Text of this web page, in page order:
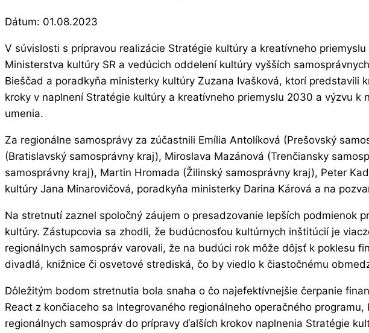
Dátum: 01.08.2023
V súvislosti s prípravou realizácie Stratégie kultúry a kreatívneho
Ministerstva kultúry SR a vedúcich oddelení kultúry vyšších
Bieščad a poradkyňa ministerky kultúry Zuzana Ivašková, ktorí
kroky v naplnení Stratégie kultúry a kreatívneho priemyslu 2030 a výzvu
umenia.
Za regionálne samosprávy za zúčastnili Emília Antolíková (Prešovský
(Bratislavský samosprávny kraj), Miroslava Mazánová (Trenčiansky
samosprávny kraj), Martin Hromada (Žilinský samosprávny kraj), Peter
kultúry Jana Minarovičová, poradkyňa ministerky Darina Kárová a na
Na stretnutí zaznel spoločný záujem o presadzovanie lepších
kultúry. Zástupcovia sa zhodli, že budúcnosťou kultúrnych inštitúcií je
regionálnych samospráv varovali, že na budúci rok môže dôjsť k poklesu
divadlá, knižnice či osvetové strediská, čo by viedlo k čiastočnému
Dôležitým bodom stretnutia bola snaha o čo najefektívnejšie čerpanie
React z končiaceho sa Integrovaného regionálneho operačného
regionálnych samospráv do prípravy ďalších krokov naplnenia Stratégie